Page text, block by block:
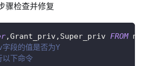
骤检查并修复
,Grant_priv, Super_priv FROM
段的值是否为Y
下命令